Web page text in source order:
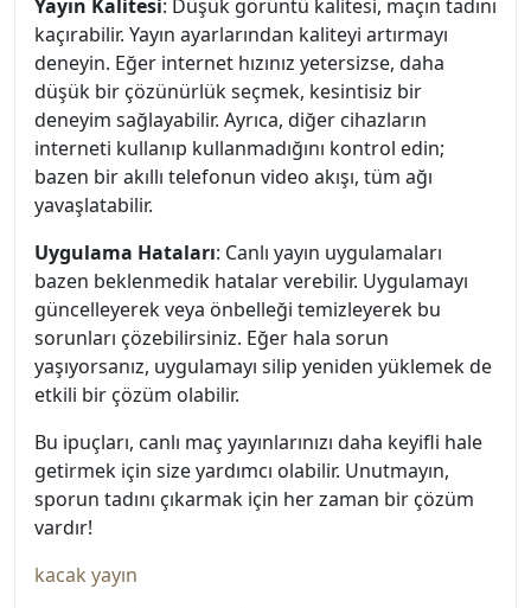
Yayın Kalitesi: Düşük görüntü kalitesi, maçın tadını
kaçırabilir. Yayın ayarlarından kaliteyi artırmayı
deneyin. Eğer internet hızınız yetersizse, daha
düşük bir çözünürlük seçmek, kesintisiz bir
deneyim sağlayabilir. Ayrıca, diğer cihazların
interneti kullanıp kullanmadığını kontrol edin;
bazen bir akıllı telefonun video akışı, tüm ağı
yavaşlatabilir.
Uygulama Hataları: Canlı yayın uygulamaları
bazen beklenmedik hatalar verebilir. Uygulamayı
güncelleyerek veya önbelleği temizleyerek bu
sorunları çözebilirsiniz. Eğer hala sorun
yaşıyorsanız, uygulamayı silip yeniden yüklemek de
etkili bir çözüm olabilir.
Bu ipuçları, canlı maç yayınlarınızı daha keyifli hale
getirmek için size yardımcı olabilir. Unutmayın,
sporun tadını çıkarmak için her zaman bir çözüm
vardır!
kacak yayın